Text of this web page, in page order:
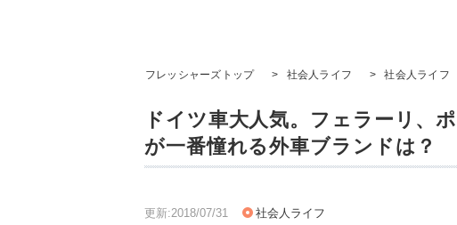
フレッシャーズトップ > 社会人ライフ > 社会人ライフ
ドイツ車大人気。フェラーリ、
が一番憧れる外車ブランドは？
更新:2018/07/31 社会人ライフ